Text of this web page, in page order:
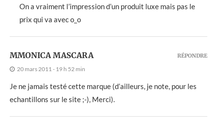
On a vraiment l’impression d’un produit luxe mais pas le
prix qui va avec o_o
MMONICA MASCARA
20 mars 2011 - 19 h 52 min
Je ne jamais testé cette marque (d’ailleurs, je note, pour les
echantillons sur le site ;-), Merci).
RÉPONDRE